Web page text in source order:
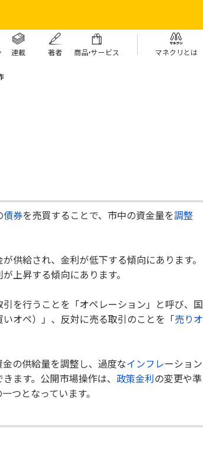
連載 著者 商品・サービス マネクリとは
債券を売買することで、市中の資金量を調整
供給され、金利が低下する傾向にあります。
上昇する傾向にあります。
を行うことを「オペレーション」と呼び、国
いオペ）」、反対に売る取引のことを「売りオ
の供給量を調整し、過度なインフレーション
ます。公開市場操作は、 政策金利の変更や準
つとなっています。